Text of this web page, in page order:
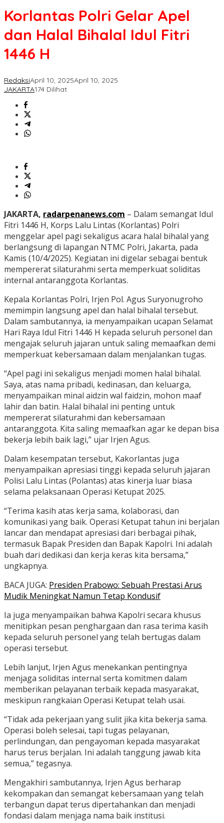
Korlantas Polri Gelar Apel
dan Halal Bihalal Idul Fitri
1446 H
RedaksiApril 10, 2025April 10, 2025
JAKARTA174 Dilihat
JAKARTA, radarpenanews.com – Dalam semangat Idul
Fitri 1446 H, Korps Lalu Lintas (Korlantas) Polri
menggelar apel pagi sekaligus acara halal bihalal yang
berlangsung di lapangan NTMC Polri, Jakarta, pada
Kamis (10/4/2025). Kegiatan ini digelar sebagai bentuk
mempererat silaturahmi serta memperkuat soliditas
internal antaranggota Korlantas.
Kepala Korlantas Polri, Irjen Pol. Agus Suryonugroho
memimpin langsung apel dan halal bihalal tersebut.
Dalam sambutannya, ia menyampaikan ucapan Selamat
Hari Raya Idul Fitri 1446 H kepada seluruh personel dan
mengajak seluruh jajaran untuk saling memaafkan demi
memperkuat kebersamaan dalam menjalankan tugas.
“Apel pagi ini sekaligus menjadi momen halal bihalal.
Saya, atas nama pribadi, kedinasan, dan keluarga,
menyampaikan minal aidzin wal faidzin, mohon maaf
lahir dan batin. Halal bihalal ini penting untuk
mempererat silaturahmi dan kebersamaan
antaranggota. Kita saling memaafkan agar ke depan bisa
bekerja lebih baik lagi,” ujar Irjen Agus.
Dalam kesempatan tersebut, Kakorlantas juga
menyampaikan apresiasi tinggi kepada seluruh jajaran
Polisi Lalu Lintas (Polantas) atas kinerja luar biasa
selama pelaksanaan Operasi Ketupat 2025.
“Terima kasih atas kerja sama, kolaborasi, dan
komunikasi yang baik. Operasi Ketupat tahun ini berjalan
lancar dan mendapat apresiasi dari berbagai pihak,
termasuk Bapak Presiden dan Bapak Kapolri. Ini adalah
buah dari dedikasi dan kerja keras kita bersama,”
ungkapnya.
BACA JUGA: Presiden Prabowo: Sebuah Prestasi Arus
Mudik Meningkat Namun Tetap Kondusif
Ia juga menyampaikan bahwa Kapolri secara khusus
menitipkan pesan penghargaan dan rasa terima kasih
kepada seluruh personel yang telah bertugas dalam
operasi tersebut.
Lebih lanjut, Irjen Agus menekankan pentingnya
menjaga soliditas internal serta komitmen dalam
memberikan pelayanan terbaik kepada masyarakat,
meskipun rangkaian Operasi Ketupat telah usai.
“Tidak ada pekerjaan yang sulit jika kita bekerja sama.
Operasi boleh selesai, tapi tugas pelayanan,
perlindungan, dan pengayoman kepada masyarakat
harus terus berjalan. Ini adalah tanggung jawab kita
semua,” tegasnya.
Mengakhiri sambutannya, Irjen Agus berharap
kekompakan dan semangat kebersamaan yang telah
terbangun dapat terus dipertahankan dan menjadi
fondasi dalam menjaga nama baik institusi.